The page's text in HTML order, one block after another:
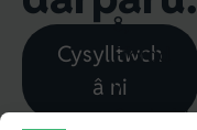
Cysylltwch
â ni
8,
Ffordd
y
Gogledd,